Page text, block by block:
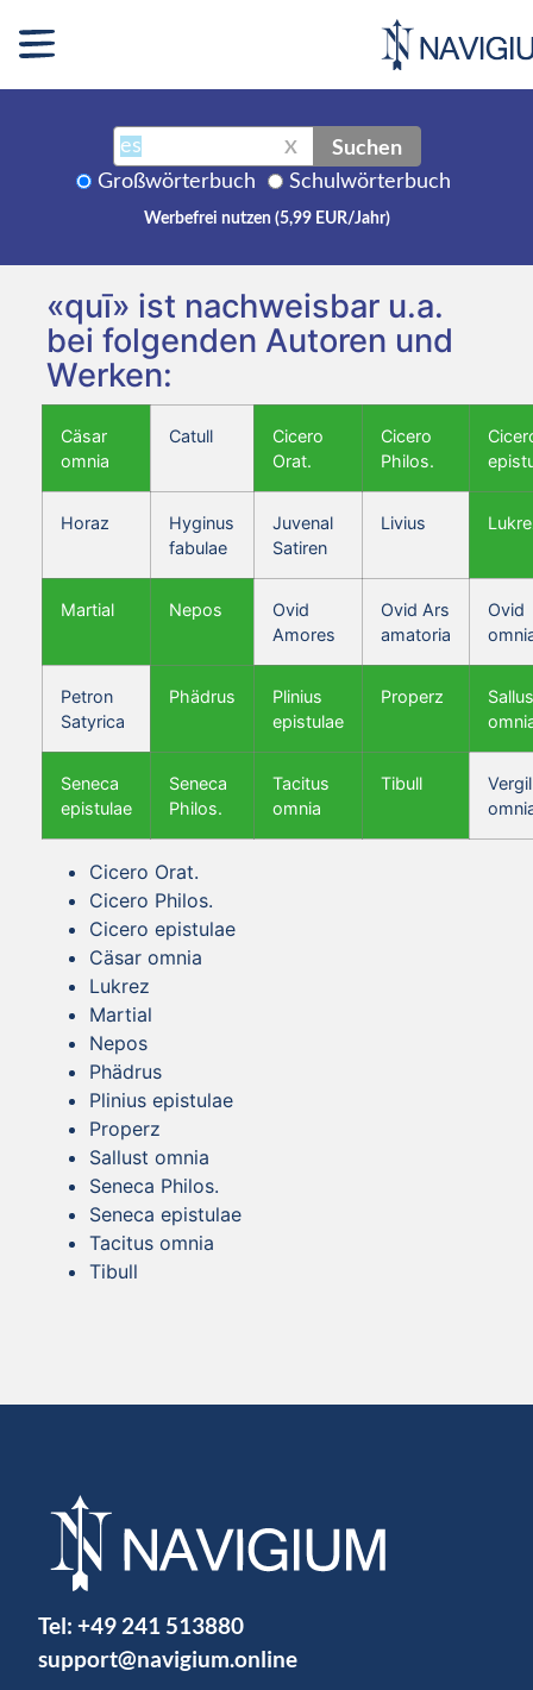
X Suchen
Großwörterbuch Schulwörterbuch
Werbefrei nutzen (5,99 EUR/Jahr)
«quī» ist nachweisbar u.a.
bei folgenden Autoren und
Werken:
Cäsar
omnia
Catull
Cicero
Orat.
Cicero
Philos.
Horaz
Hyginus
fabulae
Juvenal
Satiren
Livius
Martial Nepos
Ovid
Amores
Ovid Ars
amatoria
Ovid
Petron
Satyrica
Phädrus
Plinius
epistulae
Properz
Seneca
epistulae
Seneca
Philos.
Tacitus
omnia
Tibull
Vergil
Cicero Orat.
Cicero Philos.
Cicero epistulae
Cäsar omnia
Lukrez
Martial
Nepos
Phädrus
Plinius epistulae
Properz
Sallust omnia
Seneca Philos.
Seneca epistulae
Tacitus omnia
Tibull
Tel: +49 241 513880
support@navigium.online